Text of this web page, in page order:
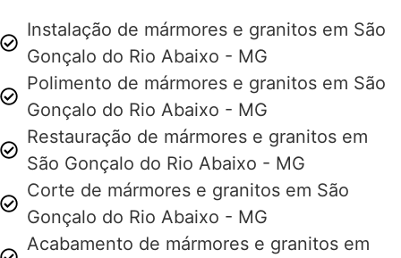
Instalação de mármores e granitos em São
Gonçalo do Rio Abaixo - MG
Polimento de mármores e granitos em São
Gonçalo do Rio Abaixo - MG
Restauração de mármores e granitos em
São Gonçalo do Rio Abaixo - MG
Corte de mármores e granitos em São
Gonçalo do Rio Abaixo - MG
Acabamento de mármores e granitos em